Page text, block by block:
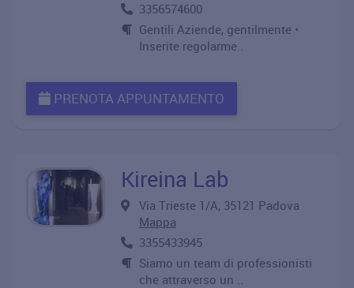
3356574600
Gentili Aziende, gentilmente •
Inserite regolarme..
PRENOTA APPUNTAMENTO
Kireina Lab
Via Trieste 1/A, 35121 Padova
Mappa
3355433945
Siamo un team di professionisti
che attraverso un ..